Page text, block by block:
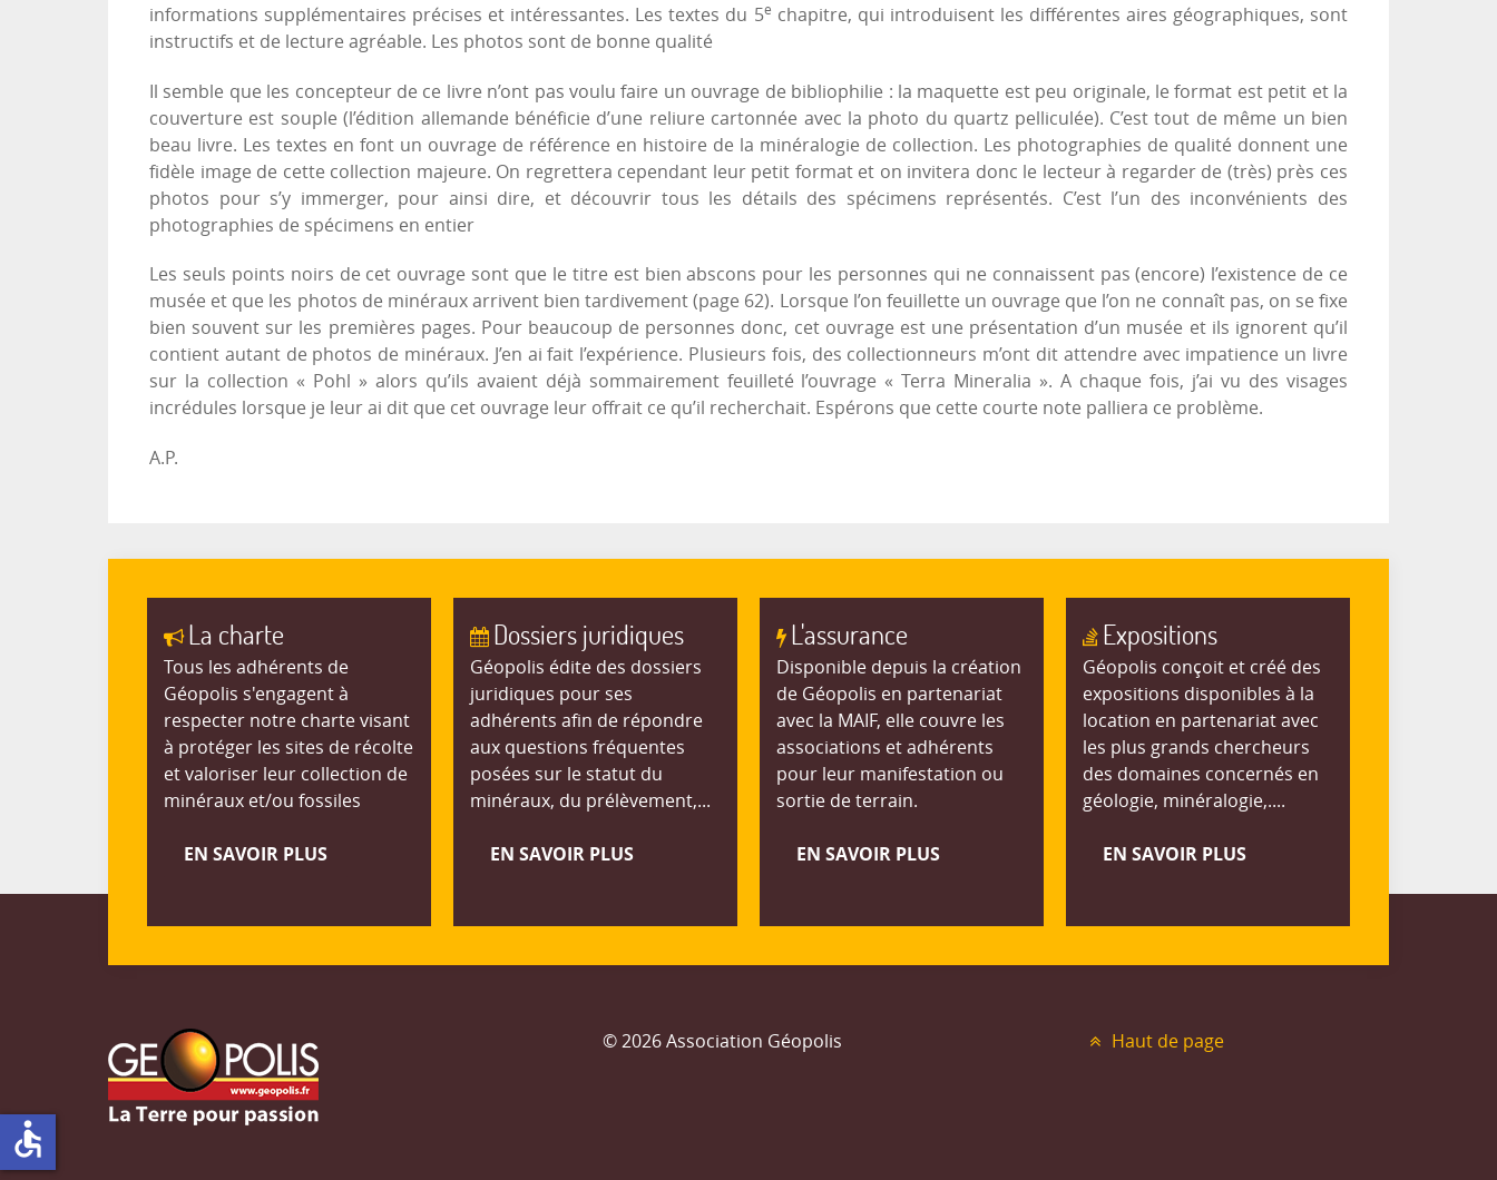
informations supplémentaires précises et intéressantes. Les textes du 5e chapitre, qui introduisent les différentes aires géographiques, sont
instructifs et de lecture agréable. Les photos sont de bonne qualité
Il semble que les concepteur de ce livre n’ont pas voulu faire un ouvrage de bibliophilie : la maquette est peu originale, le format est petit et la
couverture est souple (l’édition allemande bénéficie d’une reliure cartonnée avec la photo du quartz pelliculée). C’est tout de même un bien
beau livre. Les textes en font un ouvrage de référence en histoire de la minéralogie de collection. Les photographies de qualité donnent une
fidèle image de cette collection majeure. On regrettera cependant leur petit format et on invitera donc le lecteur à regarder de (très) près ces
photos pour s’y immerger, pour ainsi dire, et découvrir tous les détails des spécimens représentés. C’est l’un des inconvénients des
photographies de spécimens en entier
Les seuls points noirs de cet ouvrage sont que le titre est bien abscons pour les personnes qui ne connaissent pas (encore) l’existence de ce
musée et que les photos de minéraux arrivent bien tardivement (page 62). Lorsque l’on feuillette un ouvrage que l’on ne connaît pas, on se fixe
bien souvent sur les premières pages. Pour beaucoup de personnes donc, cet ouvrage est une présentation d’un musée et ils ignorent qu’il
contient autant de photos de minéraux. J’en ai fait l’expérience. Plusieurs fois, des collectionneurs m’ont dit attendre avec impatience un livre
sur la collection « Pohl » alors qu’ils avaient déjà sommairement feuilleté l’ouvrage « Terra Mineralia ». A chaque fois, j’ai vu des visages
incrédules lorsque je leur ai dit que cet ouvrage leur offrait ce qu’il recherchait. Espérons que cette courte note palliera ce problème.
A.P.
La charte
Tous les adhérents de
Géopolis s'engagent à
respecter notre charte visant
à protéger les sites de récolte
et valoriser leur collection de
minéraux et/ou fossiles
EN SAVOIR PLUS
Dossiers juridiques
Géopolis édite des dossiers
juridiques pour ses
adhérents afin de répondre
aux questions fréquentes
posées sur le statut du
minéraux, du prélèvement,...
EN SAVOIR PLUS
L'assurance
Disponible depuis la création
de Géopolis en partenariat
avec la MAIF, elle couvre les
associations et adhérents
pour leur manifestation ou
sortie de terrain.
EN SAVOIR PLUS
Expositions
Géopolis conçoit et créé des
expositions disponibles à la
location en partenariat avec
les plus grands chercheurs
des domaines concernés en
géologie, minéralogie,....
EN SAVOIR PLUS
© 2026 Association Géopolis Haut de page
accessible